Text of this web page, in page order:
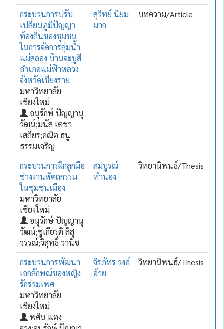
กระบวนการปรับ
เปลี่ยนภูมิปัญญา
ท้องถิ่นของชุมชน
ในการจัดการลุ่มน้ำ
แม่สลอง บ้านจะบูสี
อำเภอแม่ฟ้าหลวง
จังหวัดเชียงราย
มหาวิทยาลัย
เชียงใหม่
อนุรักษ์ ปัญญานุ
วัฒน์;มนัส เตชา
เสถียร;คณิต ธนู
ธรรมเจริญ
สุวิทย์ นิยม
มาก
บทความ/Article
กระบวนการฝึกลูกมือ
ช่างงานหัตถกรรม
ในชุมชนเมือง
มหาวิทยาลัย
เชียงใหม่
อนุรักษ์ ปัญญานุ
วัฒน์;ชูเกียรติ ลีสุ
วรรณ์;วิสุทธิ์ วานิช
สมบูรณ์
ทำนอง
วิทยานิพนธ์/Thesis
กระบวนการพัฒนา
เอกลักษณ์ของหญิง
รักร่วมเพศ
มหาวิทยาลัย
เชียงใหม่
พศิน แตง
จิรภัทร วงศ์
อ้าย
วิทยานิพนธ์/Thesis